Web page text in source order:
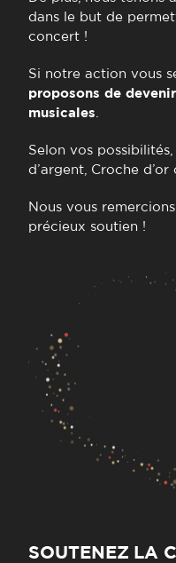
dans le but de
concert !
Si notre action vous
proposons de
musicales.
Selon vos
d’argent, Croche
Nous vous
précieux soutien !
SOUTENEZ LA